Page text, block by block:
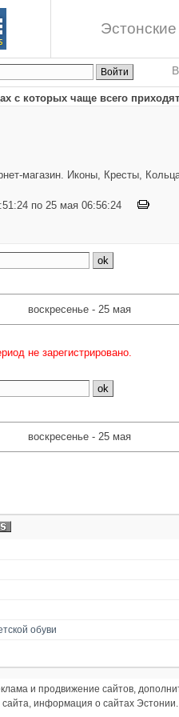
с которых чаще всего
магазин. Иконы, Кресты,
по 25 мая 06:56:24
воскресенье - 25 мая
не зарегистрировано.
воскресенье - 25 мая
обуви
и продвижение сайтов,
информация о сайтах Эстонии.